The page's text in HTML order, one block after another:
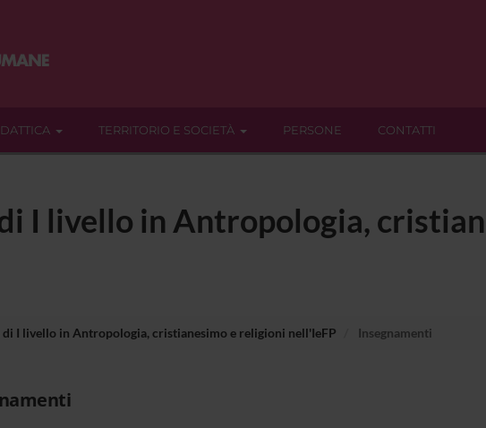
TERRITORIO E SOCIETÀ PERSONE CONTATTI
I livello in Antropologia,
I livello in Antropologia, cristianesimo e religioni nell'IeFP Insegnamenti